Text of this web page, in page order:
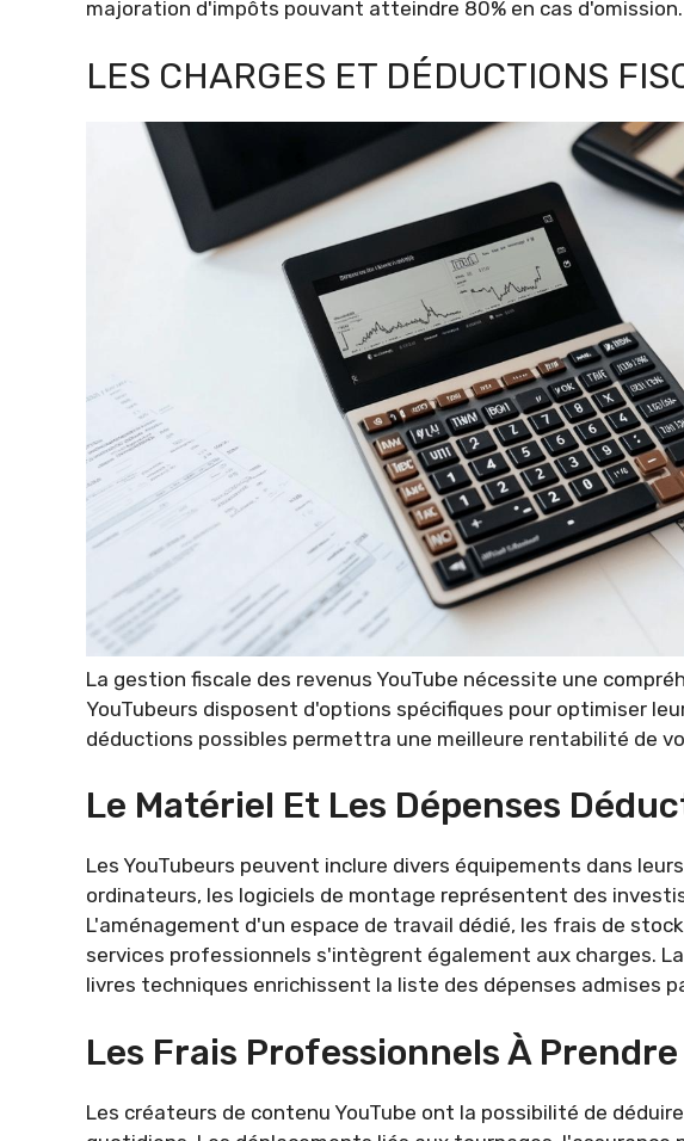
majoration d'impôts pouvant atteindre 80% en cas d'omission.
LES CHARGES ET DÉDUCTIONS
La gestion fiscale des revenus YouTube nécessite une
YouTubeurs disposent d'options spécifiques pour optimiser
déductions possibles permettra une meilleure rentabilité de
Le Matériel Et Les Dépenses
Les YouTubeurs peuvent inclure divers équipements dans
ordinateurs, les logiciels de montage représentent des
L'aménagement d'un espace de travail dédié, les frais de
services professionnels s'intègrent également aux charges.
livres techniques enrichissent la liste des dépenses admises
Les Frais Professionnels À
Les créateurs de contenu YouTube ont la possibilité de